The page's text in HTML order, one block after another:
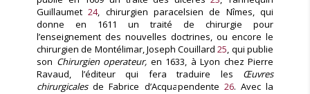
Guillaumet 24, chirurgien paracelsien de Nîmes, qui
donne en 1611 un traité de chirurgie pour
l’enseignement des nouvelles doctrines, ou encore le
chirurgien de Montélimar, Joseph Couillard 25, qui publie
son Chirurgien operateur, en 1633, à Lyon chez Pierre
Ravaud, l’éditeur qui fera traduire les Œuvres
chirurgicalesde Fabrice d’Acquapendente 26. Avec la